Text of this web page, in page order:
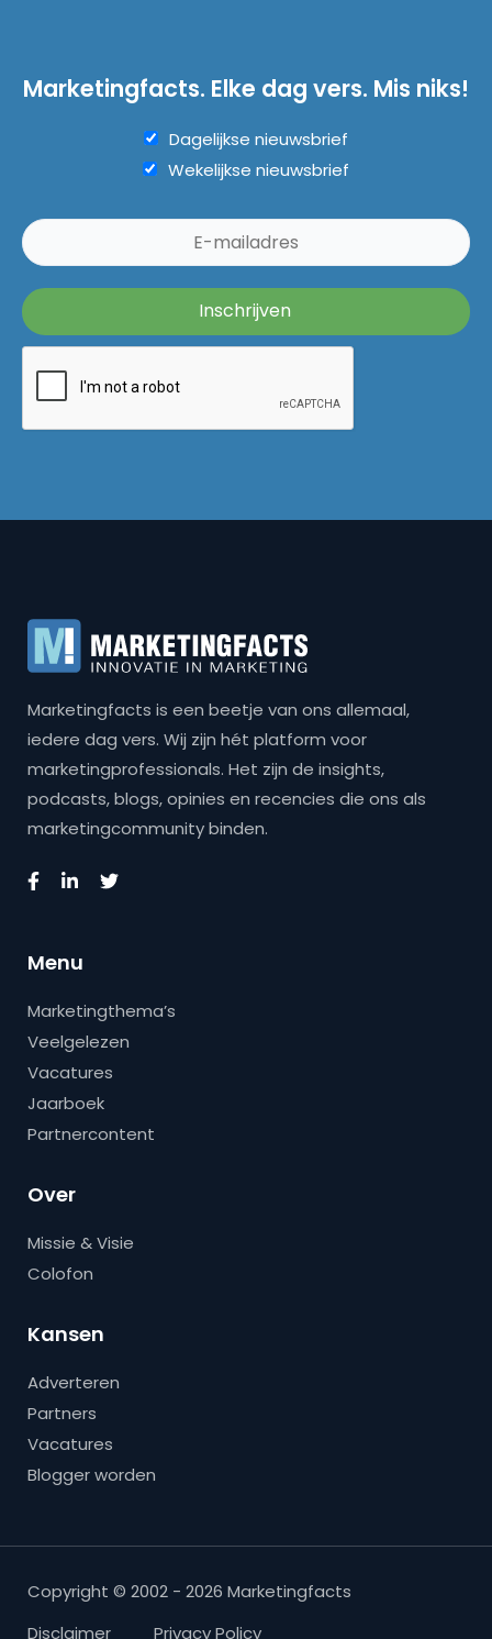
Marketingfacts. Elke dag vers. Mis niks!
Dagelijkse nieuwsbrief
Wekelijkse nieuwsbrief
Marketingfacts is een beetje van ons allemaal,
iedere dag vers. Wij zijn hét platform voor
marketingprofessionals. Het zijn de insights,
podcasts, blogs, opinies en recencies die ons als
marketingcommunity binden.
Menu
Marketingthema’s
Veelgelezen
Vacatures
Jaarboek
Partnercontent
Over
Missie & Visie
Colofon
Kansen
Adverteren
Partners
Vacatures
Blogger worden
Copyright © 2002 - 2026 Marketingfacts
Disclaimer
Privacy Policy